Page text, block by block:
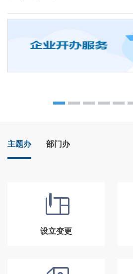
主题办 部门办
设立变更